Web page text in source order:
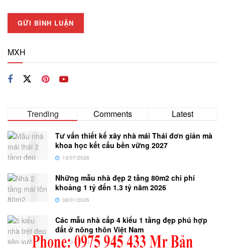
MXH
Trending Comments Latest
Tư vấn thiết kế xây nhà mái Thái đơn giản mà
khoa học kết cấu bền vững 2027
13/07/2026
Những mẫu nhà đẹp 2 tầng 80m2 chi phí
khoảng 1 tỷ đến 1.3 tỷ năm 2026
08/01/2026
Các mẫu nhà cấp 4 kiểu 1 tầng đẹp phú hợp
đất ở nông thôn Việt Nam
15/01/2025